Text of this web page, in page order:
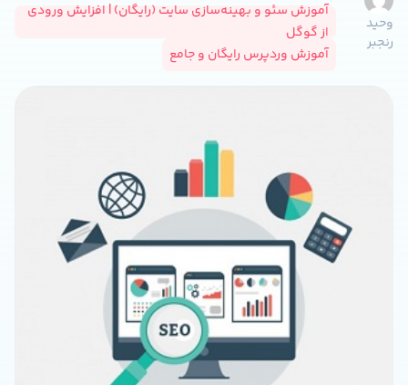
وحید
رنجبر
آموزش سئو و بهینه‌سازی سایت (رایگان) | افزایش ورودی
از گوگل
آموزش وردپرس رایگان و جامع